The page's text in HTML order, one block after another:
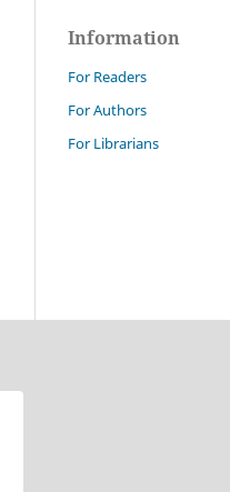
Information
For Readers
For Authors
For Librarians